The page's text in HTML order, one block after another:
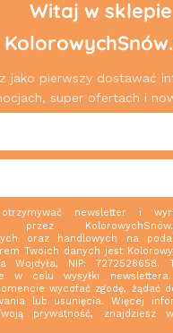
Witaj w sklepie
jako pierwszy dostawać
super ofertach i
newsletter i
przez
oraz handlowych na
Twoich danych jest
Wojdyła, NIP: 7272528658.
w celu wysyłki
wycofać zgodę, żądać
lub usunięcia. Więcej
prywatność, znajdziesz